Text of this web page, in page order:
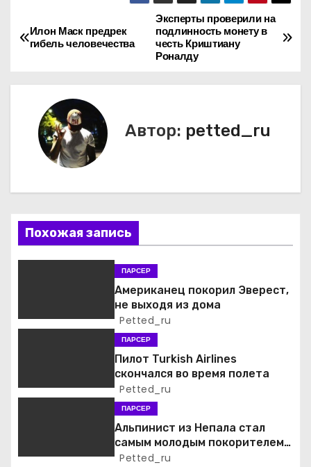
Н
а
в
и
я
о
п
Эксперты проверили на
подлинность монету в
честь Криштиану
Роналду
Илон Маск предрек
гибель человечества
Автор: petted_ru
Похожая запись
ПАРСЕР
Американец покорил Эверест,
не выходя из дома
Petted_ru
ПАРСЕР
Пилот Turkish Airlines
скончался во время полета
Petted_ru
ПАРСЕР
Альпинист из Непала стал
самым молодым покорителем
всех 14 высочайших вершин
Petted_ru